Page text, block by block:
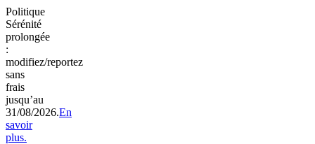
Politique
Sérénité
prolongée
:
modifiez/reportez
sans
frais
jusqu’au
31/08/2026.En
savoir
plus.